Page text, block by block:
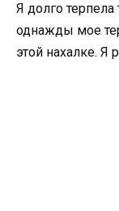
Я долго
однажды мое
этой нахалке. Я